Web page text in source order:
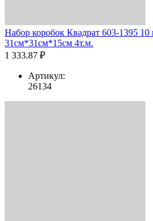
Набор коробок Квадрат 603-1395
31см*31см*15см 4т.м.
1 333.87 ₽
Артикул:
26134